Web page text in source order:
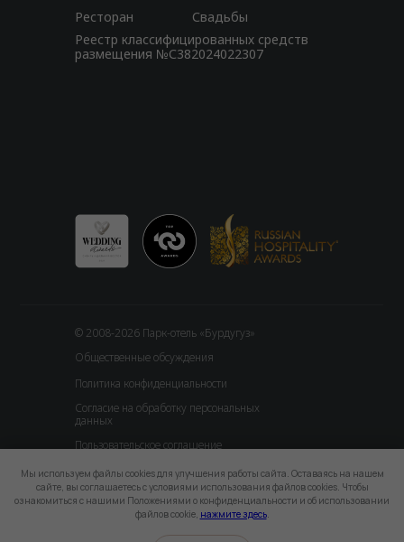
© 2008-2026 Парк-отель «Бурдугуз»
Политика конфиденциальности
Общественные обсуждения
Согласие на обработку персональных
данных
Пользовательское соглашение
Ресторан
Свадьбы
Реестр классифицированных средств
размещения №С382024022307
Мы используем файлы cookies для улучшения работы сайта. Оставаясь на нашем
сайте, вы соглашаетесь с условиями использования файлов cookies. Чтобы
ознакомиться с нашими Положениями о конфиденциальности и об использовании
файлов cookie, нажмите здесь.